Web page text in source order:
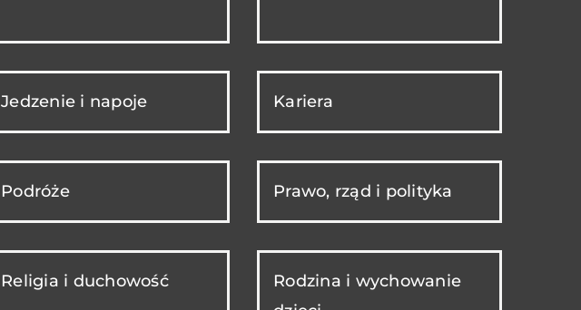
Jedzenie i napoje Kariera
Podróże Prawo, rząd i polityka
Religia i duchowość
Rodzina i wychowanie